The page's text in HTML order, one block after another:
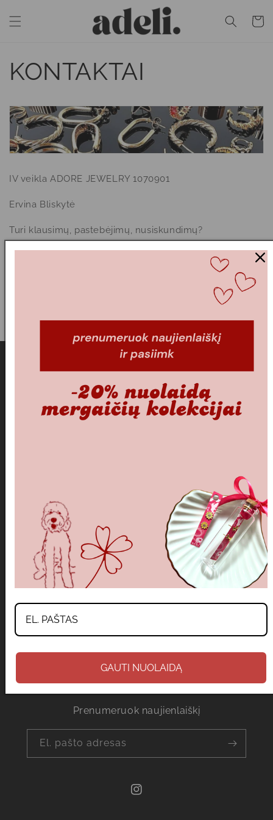
turinį
KONTAKTAI
IV veikla ADORE JEWELRY 1070901
Ervina Bliskytė
Turi klausimų, pastebėjimų, nusiskundimų?
Susisiekime el. paštu INFO@ADORE-JEWELRY.COM
paskyroje https://www.instagram.com/
SERTIFIKATAI
KEITIMAS/GRĄŽINIMAS
PARDUOTUVĖS TAISYKLĖS
Kontaktai
Tikiu, kad pamilsi ADORE ir tai taps TAVO
kasdienybės dalimi ♡
Prenumeruok naujienlaiškį
El. pašto adresas
„Instagram“
GAUTI NUOLAIDĄ